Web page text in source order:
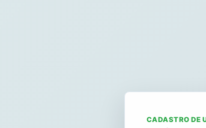
CADASTRO DE